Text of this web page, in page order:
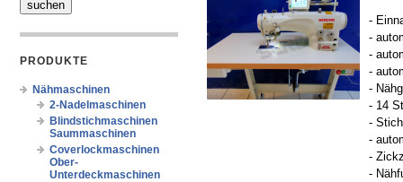
PRODUKTE
Nähmaschinen
2-Nadelmaschinen
Blindstichmaschinen
Saummaschinen
Coverlockmaschinen
Ober-
Unterdeckmaschinen
-
-
-
-
-
- 14
-
-
-
-